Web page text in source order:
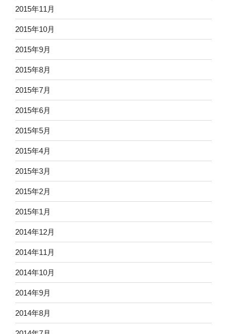
2015年11月
2015年10月
2015年9月
2015年8月
2015年7月
2015年6月
2015年5月
2015年4月
2015年3月
2015年2月
2015年1月
2014年12月
2014年11月
2014年10月
2014年9月
2014年8月